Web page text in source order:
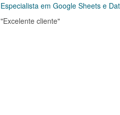
Especialista em Google Sheets e
"Excelente cliente"